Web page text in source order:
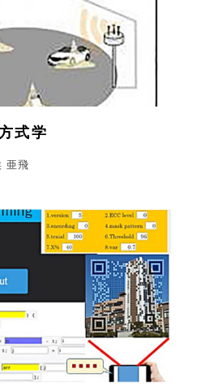
式学
亜飛